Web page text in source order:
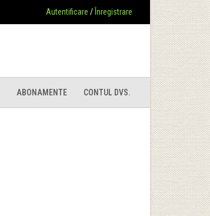
Autentificare / Înregistrare
ABONAMENTE CONTUL DVS.